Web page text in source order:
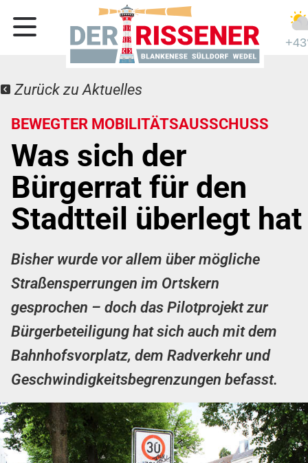
Zurück zu Aktuelles
BEWEGTER MOBILITÄTSAUSSCHUSS
Was sich der
Bürgerrat für den
Stadtteil überlegt hat
Bisher wurde vor allem über mögliche
Straßensperrungen im Ortskern
gesprochen – doch das Pilotprojekt zur
Bürgerbeteiligung hat sich auch mit dem
Bahnhofsvorplatz, dem Radverkehr und
Geschwindigkeitsbegrenzungen befasst.